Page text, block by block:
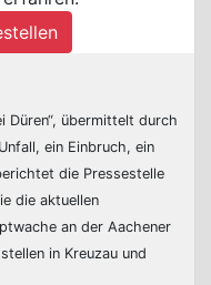
Düren“, übermittelt durch
ein Einbruch, ein
die Pressestelle
die aktuellen
an der Aachener
in Kreuzau und